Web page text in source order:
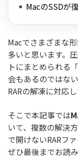
MacのSSDが
Macでさまざまな
多いと思います。
トにまとめられる
会もあるのではな
RARの解凍に対応
そこで本記事では
いて、複数の解決
で開けないRARフ
ぜひ最後までお読